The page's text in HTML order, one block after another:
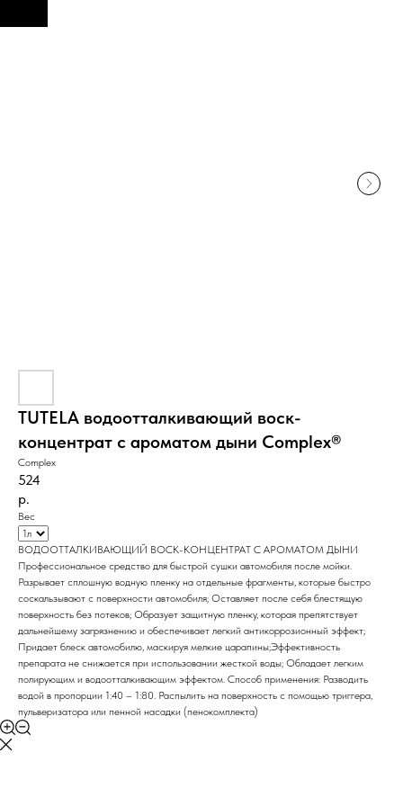
TUTELA водоотталкивающий воск-
концентрат c ароматом дыни Complex®
Complex
524
р.
Вес
ВОДООТТАЛКИВАЮЩИЙ ВОСК-КОНЦЕНТРАТ C АРОМАТОМ ДЫНИ
Профессиональное средство для быстрой сушки автомобиля после мойки.
Разрывает сплошную водную пленку на отдельные фрагменты, которые быстро
соскальзывают с поверхности автомобиля; Оставляет после себя блестящую
поверхность без потеков; Образует защитную пленку, которая препятствует
дальнейшему загрязнению и обеспечивает легкий антикоррозионный эффект;
Придает блеск автомобилю, маскируя мелкие царапины;Эффективность
препарата не снижается при использовании жесткой воды; Обладает легким
полирующим и водоотталкивающим эффектом. Способ применения: Разводить
водой в пропорции 1:40 – 1:80. Распылить на поверхность с помощью триггера,
пульверизатора или пенной насадки (пенокомплекта)